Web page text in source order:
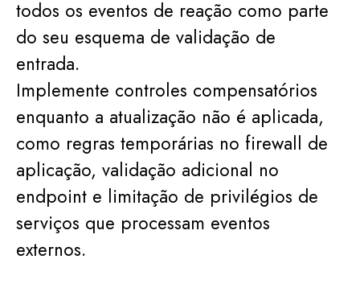
todos os eventos de reação como parte
do seu esquema de validação de
entrada.
Implemente controles compensatórios
enquanto a atualização não é aplicada,
como regras temporárias no firewall de
aplicação, validação adicional no
endpoint e limitação de privilégios de
serviços que processam eventos
externos.